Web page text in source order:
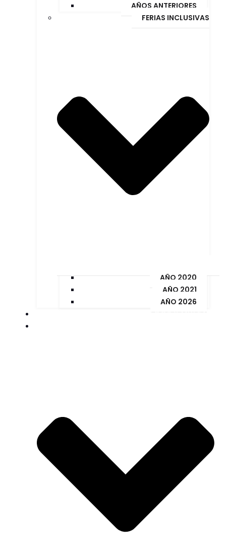
AÑOS ANTERIORES
FERIAS INCLUSIVAS
AÑO 2020
AÑO 2021
AÑO 2026
PAGOS Y MULTAS